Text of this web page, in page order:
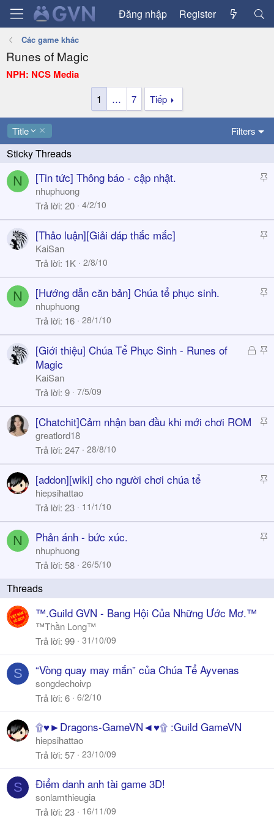
Đăng nhập Register
Các game khác
Runes of Magic
NPH: NCS Media
1 … 7 Tiếp
Title
D
e
s
c
e
n
i
n
g
Filters
N
S
c
k
[Tin tức] Thông báo - cập nhật.
nhuphuong
Trả lời 20 4/2/10
S
c
k
[Thảo luận][Giải đáp thắc mắc]
KaiSan
Trả lời 1K 2/8/10
N
S
c
k
[Hướng dẫn căn bản] Chúa tể phục sinh.
nhuphuong
Trả lời 16 28/1/10
Đ
ó
S
k
y
[Giới thiệu] Chúa Tể Phục Sinh - Runes of
Magic
KaiSan
Trả lời 9 7/5/09
S
c
k
[Chatchit]Cảm nhận ban đầu khi mới chơi ROM
greatlord18
Trả lời 247 28/8/10
S
c
k
[addon][wiki] cho người chơi chúa tể
hiepsihattao
Trả lời 23 11/1/10
N
S
c
y
Phản ánh - bức xúc.
nhuphuong
Trả lời 58 26/5/10
™.Guild GVN - Bang Hội Của Những Ước Mơ.™
™Thần Long™
Trả lời 99 31/10/09
S “Vòng quay may mắn” của Chúa Tể Ayvenas
songdechoivp
Trả lời 6 6/2/10
۩♥►Dragons-GameVN◄♥۩ :Guild GameVN
hiepsihattao
Trả lời 57 23/10/09
S Điểm danh anh tài game 3D!
sonlamthieugia
Trả lời 23 16/11/09